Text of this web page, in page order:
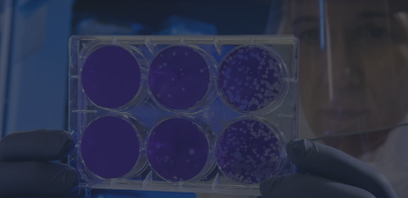
fuertes, Firefox te da más control mientras
te mantiene fuera del ecosistema
Chromium, y Edge presenta un argumento
especialmente sólido en Windows.